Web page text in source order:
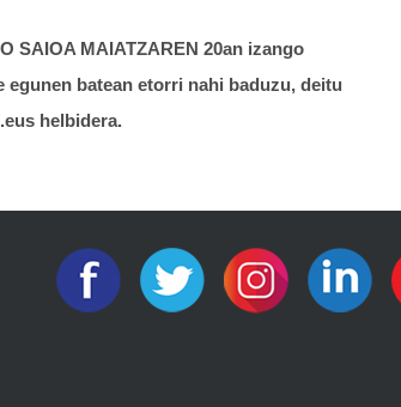
SAIOA MAIATZAREN 20an izango
batean etorri nahi baduzu, deitu
helbidera.